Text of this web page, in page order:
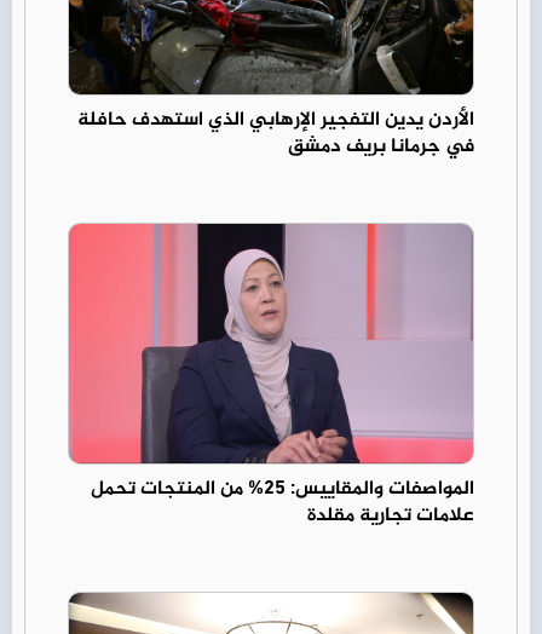
الأردن يدين التفجير الإرهابي الذي استهدف حافلة
في جرمانا بريف دمشق
المواصفات والمقاييس: 25% من المنتجات تحمل
علامات تجارية مقلدة